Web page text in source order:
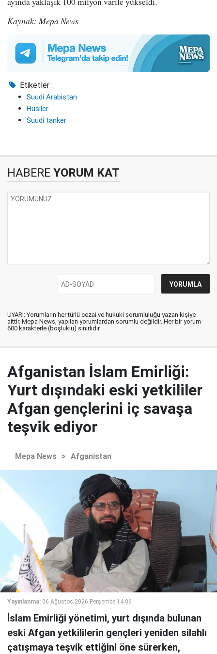
Kaynak: Mepa News
Etiketler :
Suudi Arabistan
Husiler
Suudi tanker
HABERE YORUM KAT
UYARI: Yorumların her türlü cezai ve hukuki sorumluluğu yazan kişiye
aittir. Mepa News, yapılan yorumlardan sorumlu değildir. Her bir yorum
600 karakterle (boşluklu) sınırlıdır.
Afganistan İslam Emirliği:
Yurt dışındaki eski yetkililer
Afgan gençlerini iç savaşa
teşvik ediyor
Mepa News > Afganistan
Yayınlanma: 06 Ağustos 2026 Perşembe 14:06
İslam Emirliği yönetimi, yurt dışında bulunan
eski Afgan yetkililerin gençleri yeniden silahlı
çatışmaya teşvik ettiğini öne sürerken,